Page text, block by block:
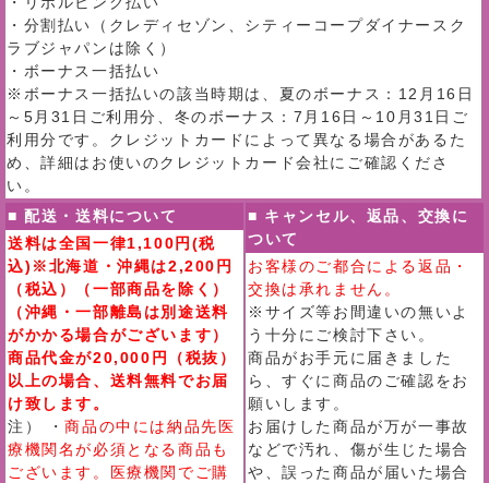
・分割払い（クレディセゾン、シティーコープダイナースク
ラブジャパンは除く）
・ボーナス一括払い
※ボーナス一括払いの該当時期は、夏のボーナス：12月16日
～5月31日ご利用分、冬のボーナス：7月16日～10月31日ご
利用分です。クレジットカードによって異なる場合があるた
め、詳細はお使いのクレジットカード会社にご確認くださ
い。
■ 配送・送料について
送料は全国一律1,100円(税
込)※北海道・沖縄は2,200円
（税込）（一部商品を除く）
（沖縄・一部離島は別途送料
がかかる場合がございます）
商品代金が20,000円（税抜）
以上の場合、送料無料でお届
け致します。
注） ・商品の中には納品先医
療機関名が必須となる商品も
ございます。医療機関でご購
■ キャンセル、返品、交換に
ついて
お客様のご都合による返品・
交換は承れません。
※サイズ等お間違いの無いよ
う十分にご検討下さい。
商品がお手元に届きました
ら、すぐに商品のご確認をお
願いします。
お届けした商品が万が一事故
などで汚れ、傷が生じた場合
や、誤った商品が届いた場合